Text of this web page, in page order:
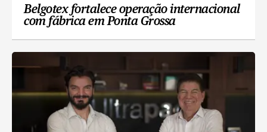
Belgotex fortalece operação internacional
com fábrica em Ponta Grossa